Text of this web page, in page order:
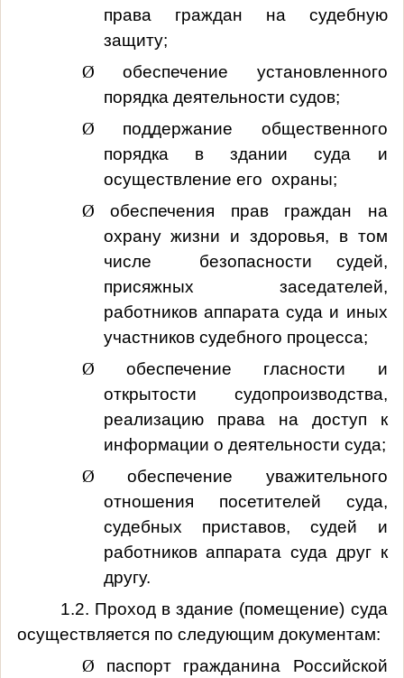
права граждан на судебную
защиту;
Ø
обеспечение установленного
порядка деятельности судов;
Ø
поддержание общественного
порядка в здании суда и
осуществление его охраны;
Ø
обеспечения прав граждан на
охрану жизни и здоровья, в том
числе безопасности судей,
присяжных заседателей,
работников аппарата суда и иных
участников судебного процесса;
Ø
обеспечение гласности и
открытости судопроизводства,
реализацию права на доступ к
информации о деятельности суда;
Ø
обеспечение уважительного
отношения посетителей суда,
судебных приставов, судей и
работников аппарата суда друг к
другу.
1.2. Проход в здание (помещение) суда
осуществляется по следующим документам:
Ø
паспорт гражданина Российской